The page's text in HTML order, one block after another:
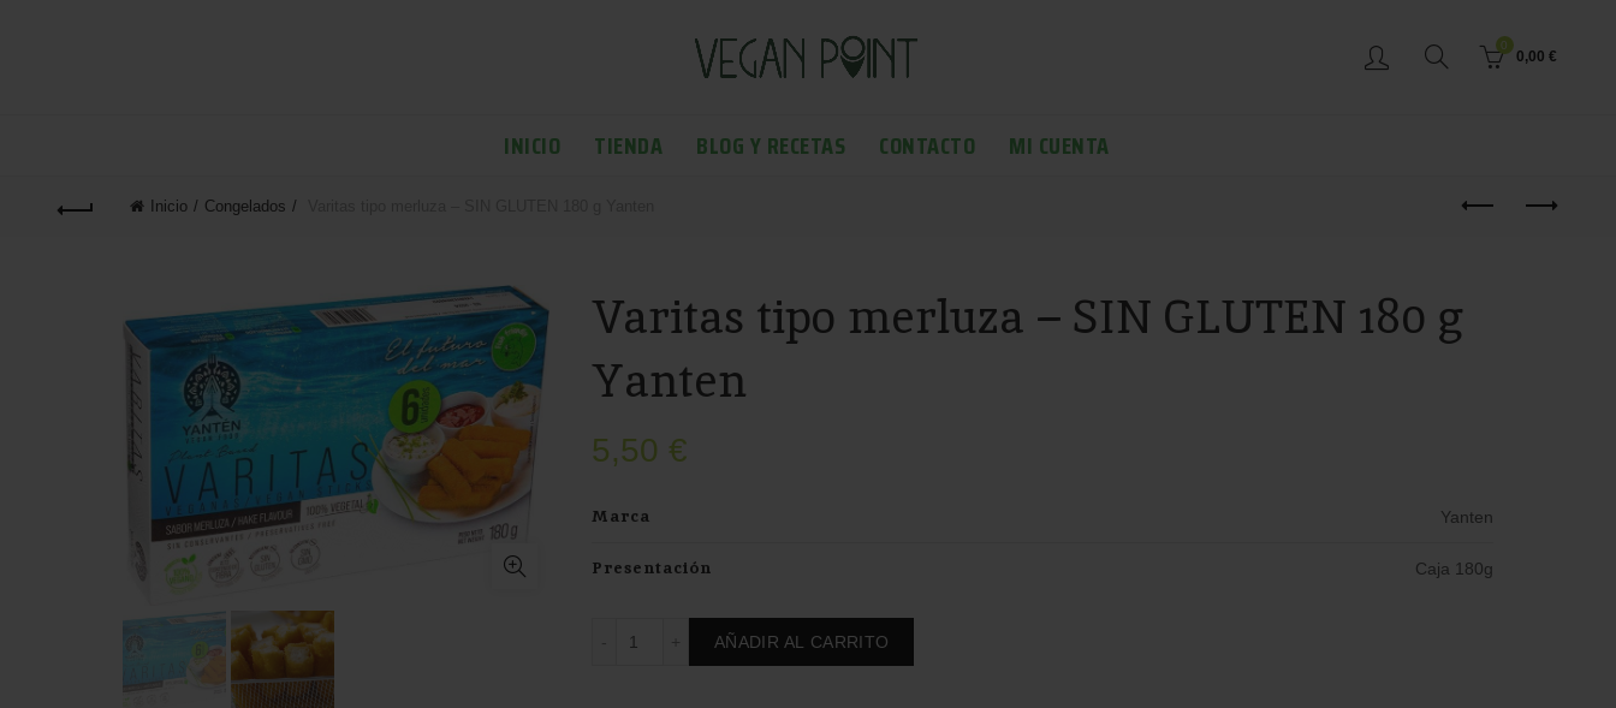
0
0,00 €
INICIO TIENDA BLOG Y RECETAS CONTACTO MI CUENTA
Inicio Congelados
Varitas tipo merluza – SIN GLUTEN 180 g
Yanten
5,50 €
Marca Yanten
Presentación Caja 180g
Varitas tipo merluza – SIN GLUTEN 180 g Yanten cantidad
AÑADIR AL CARRITO